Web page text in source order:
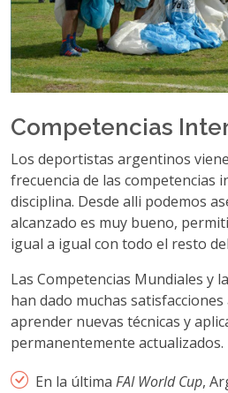
Competencias
Los deportistas argentinos
frecuencia de las competencias
disciplina. Desde alli podemos
alcanzado es muy bueno,
igual a igual con todo el resto
Las Competencias Mundiales y
han dado muchas
aprender nuevas técnicas y
permanentemente actualizados.
En la última FAI World Cup,